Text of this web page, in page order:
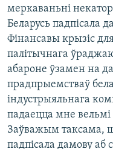
меркаваньні
Беларусь падпісала
Фінансавы крызіс
палітычнага
абароне ўзамен на
прадпрыемстваў
індустрыяльнага
падаецца мне вельмі
Заўважым таксама,
падпісала дамову аб